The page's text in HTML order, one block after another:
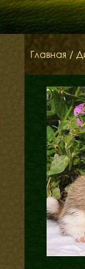
Главная /